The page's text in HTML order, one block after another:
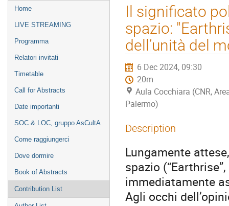
Event
menu
Home
LIVE STREAMING
Programma
Relatori invitati
Timetable
Call for Abstracts
Date importanti
SOC & LOC, gruppo AsCultA
Come raggiungerci
Dove dormire
Book of Abstracts
Contribution List
Il significato
spazio:
dell’unità del
6 Dec 2024, 09:30
20m
Aula Cocchiara (CNR,
Palermo)
Description
Lungamente
spazio
immediatamente
Agli occhi